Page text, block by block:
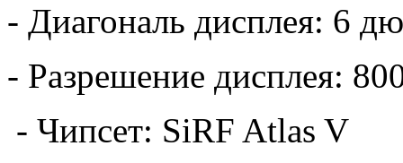
- Диагональ дисплея: 6
- Разрешение дисплея:
- Чипсет: SiRF Atlas V